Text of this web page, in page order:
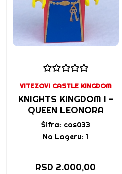
VITEZOVI CASTLE KINGDOM
KNIGHTS KINGDOM I -
QUEEN LEONORA
Šifra: cas033
Na Lageru: 1
RSD 2.000,00